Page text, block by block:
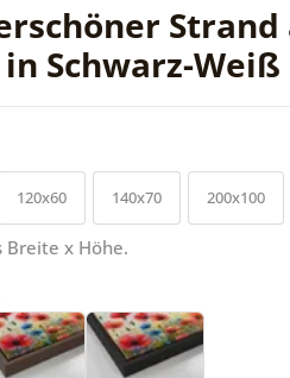
Schwarz-Weiß
120x60 140x70 200x100
Breite x Höhe.